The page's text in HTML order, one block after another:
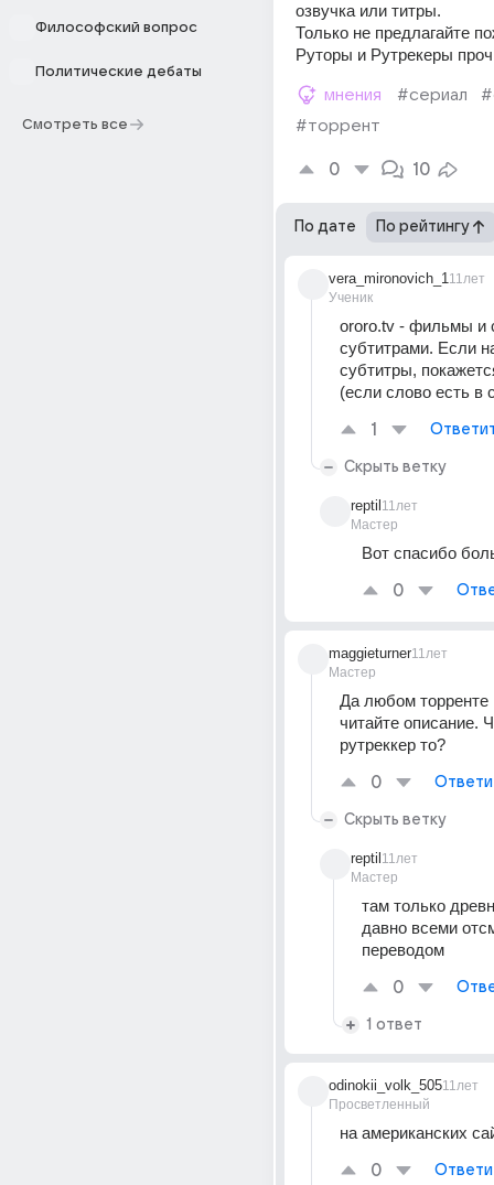
Философский вопрос
Политические дебаты
Смотреть все
озвучка или титры.
Только не предлагайте
Руторы и Рутрекеры
мнения #сериал
#торрент
0 10
По дате По рейтингу
vera_mironovich_1
Ученик
11лет
ororo.tv - фильмы и
субтитрами. Если
субтитры,
(если слово есть в
1
Скрыть ветку
reptil
Мастер
11лет
Вот спасибо
0
maggieturner
Мастер
11лет
Да любом торренте
читайте описание.
рутреккер то?
0
Скрыть ветку
reptil
Мастер
11лет
там только
давно всеми
переводом
0
1 ответ
odinokii_volk_505
Просветленный
11лет
на американских
0